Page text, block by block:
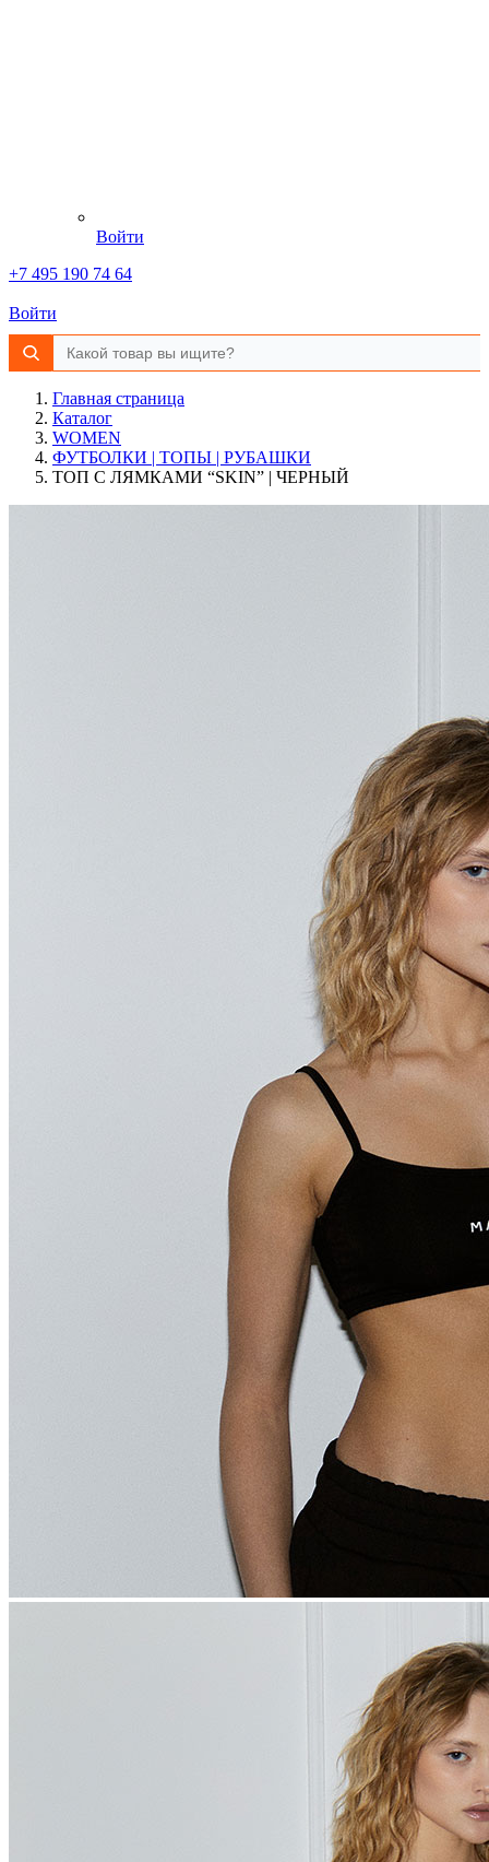
Войти
+7 495 190 74 64
Войти
Главная страница
Каталог
WOMEN
ФУТБОЛКИ | ТОПЫ | РУБАШКИ
ТОП С ЛЯМКАМИ “SKIN” | ЧЕРНЫЙ